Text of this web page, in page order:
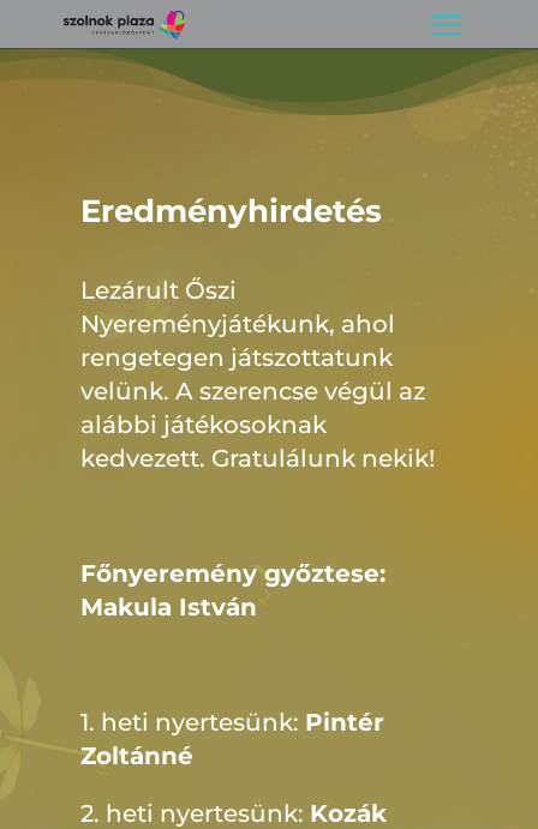
Eredményhirdetés
Lezárult Őszi
Nyereményjátékunk, ahol
rengetegen játszottatunk
velünk. A szerencse végül az
alábbi játékosoknak
kedvezett. Gratulálunk nekik!
Főnyeremény győztese:
Makula István
1. heti nyertesünk: Pintér
Zoltánné
2. heti nyertesünk: Kozák